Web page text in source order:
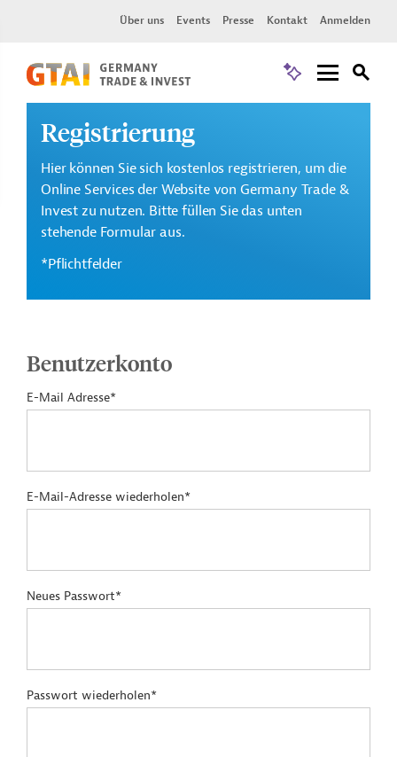
Über uns Events Presse Kontakt Anmelden
Registrierung
Hier können Sie sich kostenlos registrieren, um die
Online Services der Website von Germany Trade &
Invest zu nutzen. Bitte füllen Sie das unten
stehende Formular aus.
*Pflichtfelder
Benutzerkonto
E-Mail Adresse*
E-Mail-Adresse wiederholen*
Neues Passwort*
Passwort wiederholen*